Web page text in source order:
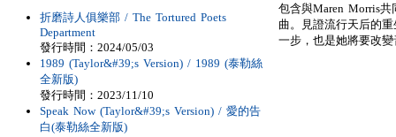
包含與Maren Morris
曲。見證流行天后的
一步，也是她將要改
折磨詩人俱樂部 / The Tortured Poets
Department
發行時間：2024/05/03
1989 (Taylor&#39;s Version) / 1989 (泰勒絲
全新版)
發行時間：2023/11/10
Speak Now (Taylor&#39;s Version) / 愛的告
白(泰勒絲全新版)